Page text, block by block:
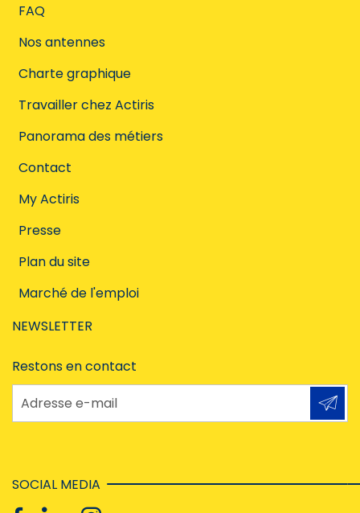
FAQ
Nos antennes
Charte graphique
Travailler chez Actiris
Panorama des métiers
Contact
My Actiris
Presse
Plan du site
Marché de l'emploi
NEWSLETTER
Restons en contact
Adresse e-mail
SOCIAL MEDIA